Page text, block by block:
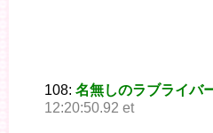
108: 名無しのラブライバ
12:20:50.92 et